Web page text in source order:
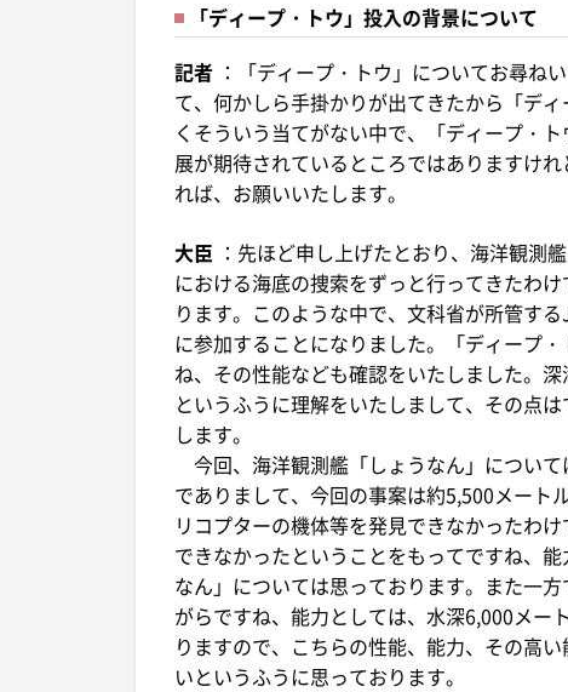
「ディープ・トウ」投入の背景について
記者 ：「ディープ・トウ」についてお尋ね
て、何かしら手掛かりが出てきたから「デ
くそういう当てがない中で、「ディープ・
展が期待されているところではありますけ
れば、お願いいたします。
大臣 ：先ほど申し上げたとおり、海洋観測
における海底の捜索をずっと行ってきたわ
ります。このような中で、文科省が所管す
に参加することになりました。「ディープ
ね、その性能なども確認をいたしました。
というふうに理解をいたしまして、その点
します。
今回、海洋観測艦「しょうなん」につい
でありまして、今回の事案は約5,500メート
リコプターの機体等を発見できなかったわ
できなかったということをもってですね、
なん」については思っております。また一
がらですね、能力としては、水深6,000メー
りますので、こちらの性能、能力、その高
いというふうに思っております。